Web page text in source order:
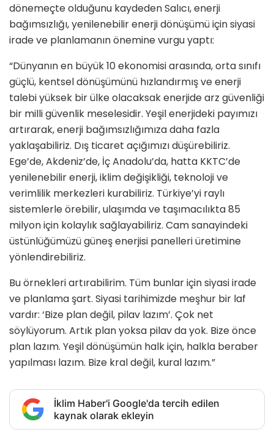
dönemeçte olduğunu kaydeden Salıcı, enerji
bağımsızlığı, yenilenebilir enerji dönüşümü için siyasi
irade ve planlamanın önemine vurgu yaptı:
“Dünyanın en büyük 10 ekonomisi arasında, orta sınıfı
güçlü, kentsel dönüşümünü hızlandırmış ve enerji
talebi yüksek bir ülke olacaksak enerjide arz güvenliği
bir milli güvenlik meselesidir. Yeşil enerjideki payımızı
artırarak, enerji bağımsızlığımıza daha fazla
yaklaşabiliriz. Dış ticaret açığımızı düşürebiliriz.
Ege’de, Akdeniz’de, İç Anadolu’da, hatta KKTC’de
yenilenebilir enerji, iklim değişikliği, teknoloji ve
verimlilik merkezleri kurabiliriz. Türkiye’yi raylı
sistemlerle örebilir, ulaşımda ve taşımacılıkta 85
milyon için kolaylık sağlayabiliriz. Cam sanayindeki
üstünlüğümüzü güneş enerjisi panelleri üretimine
yönlendirebiliriz.
Bu örnekleri artırabilirim. Tüm bunlar için siyasi irade
ve planlama şart. Siyasi tarihimizde meşhur bir laf
vardır: ‘Bize plan değil, pilav lazım’. Çok net
söylüyorum. Artık plan yoksa pilav da yok. Bize önce
plan lazım. Yeşil dönüşümün halk için, halkla beraber
yapılması lazım. Bize kral değil, kural lazım.”
İklim Haber'i Google'da tercih edilen
kaynak olarak ekleyin